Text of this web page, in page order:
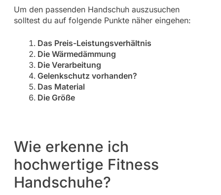
Um den passenden Handschuh auszusuchen
solltest du auf folgende Punkte näher eingehen:
Das Preis-Leistungsverhältnis
Die Wärmedämmung
Die Verarbeitung
Gelenkschutz vorhanden?
Das Material
Die Größe
Wie erkenne ich
hochwertige Fitness
Handschuhe?